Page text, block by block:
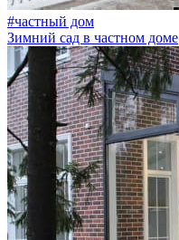
#частный дом
Зимний сад в частном доме